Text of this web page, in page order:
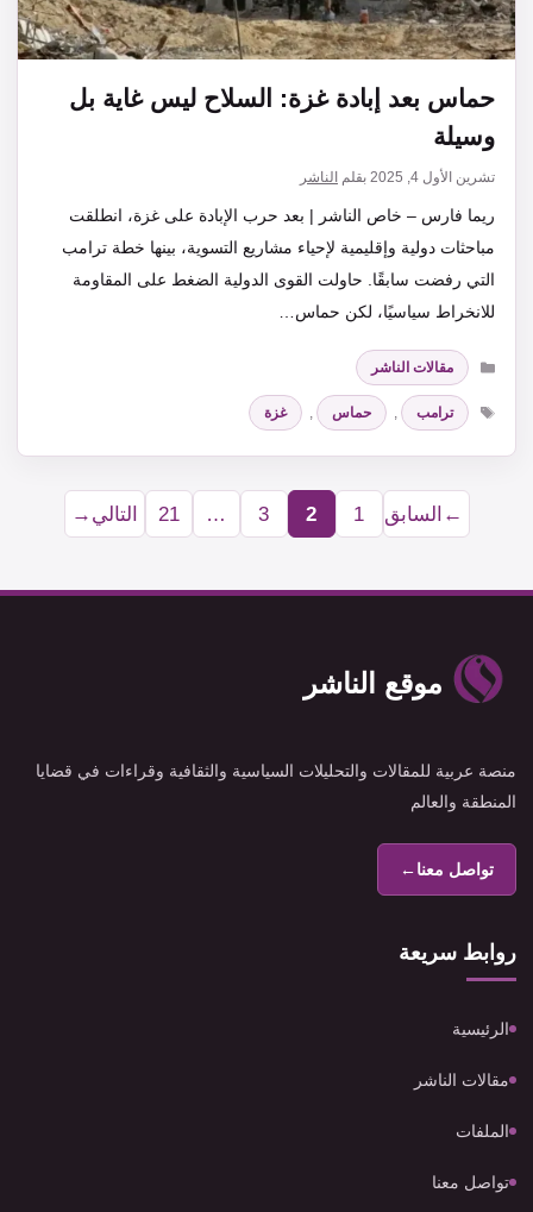
حماس بعد إبادة غزة: السلاح ليس غاية بل
وسيلة
تشرين الأول 4, 2025 بقلم الناشر
ريما فارس – خاص الناشر | بعد حرب الإبادة على غزة، انطلقت
مباحثات دولية وإقليمية لإحياء مشاريع التسوية، بينها خطة ترامب
التي رفضت سابقًا. حاولت القوى الدولية الضغط على المقاومة
للانخراط سياسيًا، لكن حماس…
التصنيفات
مقالات الناشر
الوسوم
ترامب , حماس , غزة
← السابق
Page
1
Page
2
Page
3
…
Page
21 التالي →
موقع الناشر
منصة عربية للمقالات والتحليلات السياسية والثقافية وقراءات في قضايا
المنطقة والعالم
تواصل معنا←
روابط سريعة
الرئيسية
مقالات الناشر
الملفات
تواصل معنا